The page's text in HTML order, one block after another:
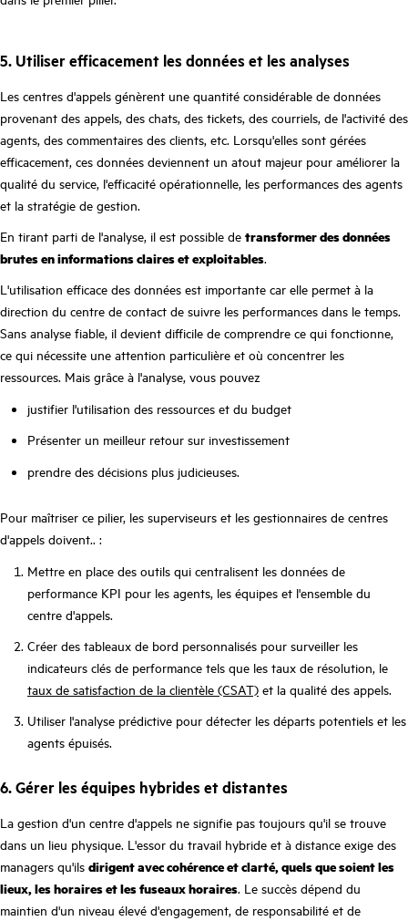
5. Utiliser efficacement les données et les analyses
Les centres d'appels génèrent une quantité considérable de données
provenant des appels, des chats, des tickets, des courriels, de l'activité des
agents, des commentaires des clients, etc. Lorsqu'elles sont gérées
efficacement, ces données deviennent un atout majeur pour améliorer la
qualité du service, l'efficacité opérationnelle, les performances des agents
et la stratégie de gestion.
En tirant parti de l'analyse, il est possible de transformer des données
brutes en informations claires et exploitables.
L'utilisation efficace des données est importante car elle permet à la
direction du centre de contact de suivre les performances dans le temps.
Sans analyse fiable, il devient difficile de comprendre ce qui fonctionne,
ce qui nécessite une attention particulière et où concentrer les
ressources. Mais grâce à l'analyse, vous pouvez
justifier l'utilisation des ressources et du budget
Présenter un meilleur retour sur investissement
prendre des décisions plus judicieuses.
Pour maîtriser ce pilier, les superviseurs et les gestionnaires de centres
d'appels doivent.. :
Mettre en place des outils qui centralisent les données de
performance KPI pour les agents, les équipes et l'ensemble du
centre d'appels.
Créer des tableaux de bord personnalisés pour surveiller les
indicateurs clés de performance tels que les taux de résolution, le
taux de satisfaction de la clientèle (CSAT) et la qualité des appels.
Utiliser l'analyse prédictive pour détecter les départs potentiels et les
agents épuisés.
6. Gérer les équipes hybrides et distantes
La gestion d'un centre d'appels ne signifie pas toujours qu'il se trouve
dans un lieu physique. L'essor du travail hybride et à distance exige des
managers qu'ils dirigent avec cohérence et clarté, quels que soient les
lieux, les horaires et les fuseaux horaires. Le succès dépend du
maintien d'un niveau élevé d'engagement, de responsabilité et de